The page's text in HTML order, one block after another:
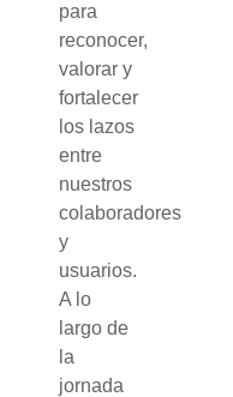
para
reconocer,
valorar y
fortalecer
los lazos
entre
nuestros
colaboradores
y
usuarios.
A lo
largo de
la
jornada